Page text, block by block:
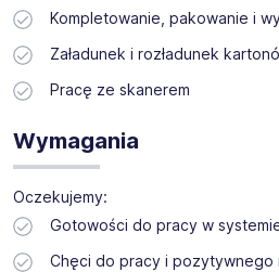
Kompletowanie, pakowanie i
Załadunek i rozładunek
Pracę ze skanerem
Wymagania
Oczekujemy:
Gotowości do pracy w
Chęci do pracy i pozytywnego